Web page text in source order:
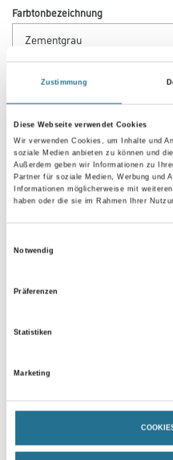
Zustimmung
Diese Webseite verwendet Cookies
Wir verwenden Cookies, um Inhalte und
soziale Medien anbieten zu können und
Außerdem geben wir Informationen zu
Partner für soziale Medien, Werbung und
Informationen möglicherweise mit
haben oder die sie im Rahmen Ihrer
Notwendig
Präferenzen
Statistiken
Marketing
Farbtonbezeichnung
Umrechnungsfaktoren
Produkteigenschaft
Basis für das rissfreie
- Schnell abbindend: für